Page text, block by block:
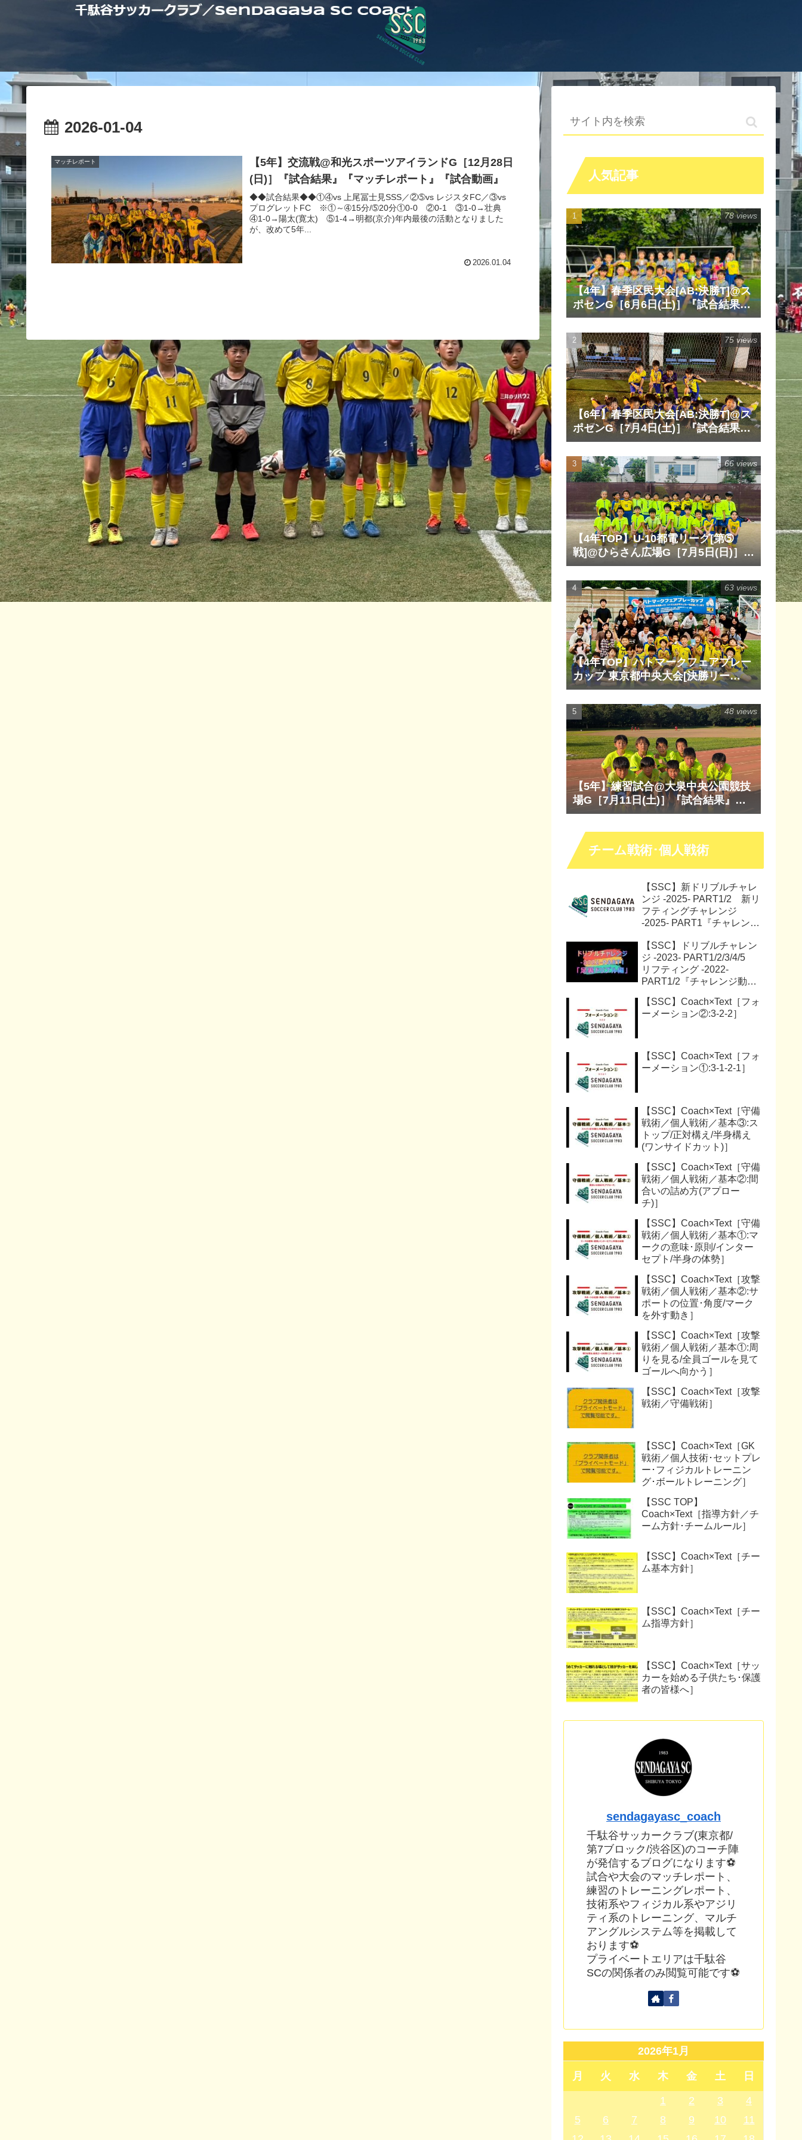
2026-01-04
マッチレポート
【5年】交流戦@和光スポーツアイランドG［12月28日
(日)］『試合結果』『マッチレポート』『試合動画』
◆◆試合結果◆◆①④vs 上尾冨士見SSS／②➄vs レジスタFC／③vs
プログレットFC ※①～➃15分/➄20分①0-0 ②0-1 ③1-0→壮典
④1-0→陽太(寛太) ⑤1-4→明都(京介)年内最後の活動となりました
が、改めて5年...
2026.01.04
人気記事
【4年】春季区民大会[AB:決勝T]@ス
ポセンG［6月6日(土)］『試合結果』
『マッチレポート』『試合動画』
78 views
【6年】春季区民大会[AB:決勝T]@ス
ポセンG［7月4日(土)］『試合結果』
『マッチレポート』『試合動画』
75 views
【4年TOP】U-10都電リーグ[第➄
戦]@ひらさん広場G［7月5日(日)］
『試合結果』『マッチレポート』
『試合動画』
66 views
【4年TOP】ハトマークフェアプレー
カップ 東京都中央大会[決勝リー
グ]@清瀬内山運動公園サッカー場
G［6月14日(日)］『試合結果』『マ
ッチレポート』『試合動画』
63 views
【5年】練習試合@大泉中央公園競技
場G［7月11日(土)］『試合結果』
『マッチレポート』『試合動画』
48 views
チーム戦術･個人戦術
【SSC】新ドリブルチャレ
ンジ -2025- PART1/2 新リ
フティングチャレンジ
-2025- PART1『チャレンジ
画』
【SSC】ドリブルチャレン
ジ -2023- PART1/2/3/4/5
リフティング -2022-
PART1/2『チャレンジ動
【SSC】Coach×Text［フォ
ーメーション②:3-2-2］
【SSC】Coach×Text［フォ
ーメーション①:3-1-2-1］
【SSC】Coach×Text［守備
戦術／個人戦術／基本③:ス
トップ/正対構え/半身構え
(ワンサイドカット)］
【SSC】Coach×Text［守備
戦術／個人戦術／基本②:間
合いの詰め方(アプロー
チ)］
【SSC】Coach×Text［守備
戦術／個人戦術／基本①:マ
ークの意味･原則/インター
セプト/半身の体勢］
【SSC】Coach×Text［攻撃
戦術／個人戦術／基本②:サ
ポートの位置･角度/マーク
を外す動き］
【SSC】Coach×Text［攻撃
戦術／個人戦術／基本①:周
りを見る/全員ゴールを見て
ゴールへ向かう］
【SSC】Coach×Text［攻撃
戦術／守備戦術］
【SSC】Coach×Text［GK
戦術／個人技術･セットプレ
ー･フィジカルトレーニン
グ･ボールトレーニング］
【SSC TOP】
Coach×Text［指導方針／チ
ーム方針･チームルール］
【SSC】Coach×Text［チー
ム基本方針］
【SSC】Coach×Text［チー
ム指導方針］
【SSC】Coach×Text［サッ
カーを始める子供たち･保護
者の皆様へ］
sendagayasc_coach
千駄谷サッカークラブ(東京都/
第7ブロック/渋谷区)のコーチ陣
が発信するブログになります⚽
試合や大会のマッチレポート、
練習のトレーニングレポート、
技術系やフィジカル系やアジリ
ティ系のトレーニング、マルチ
アングルシステム等を掲載して
おります⚽
プライベートエリアは千駄谷
SCの関係者のみ閲覧可能です⚽
2026年1月
月 火 水 木 金 土 日
1 2 3
4
5
6 7 8 9 10
11